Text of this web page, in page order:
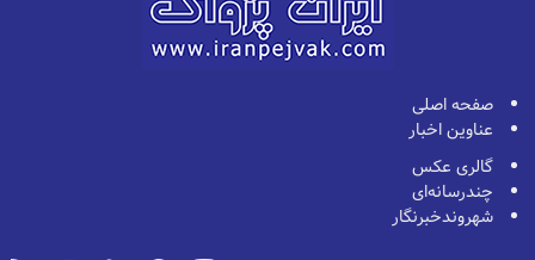
صفحه اصلی
عناوین اخبار
گالری عکس
چندرسانه‌ای
شهروندخبرنگار